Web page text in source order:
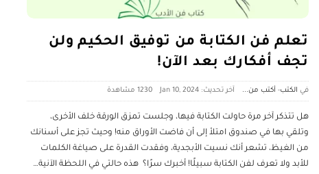
تعلم فن الكتابة من توفيق الحكيم ولن
تجف أفكارك بعد الآن!
الكتب- أكتب من... آخر تحديث: Jan 10, 2024 1230 ‎مشاهدة
هل تتذكر آخر مرة حاولت الكتابة فيها، وجلست تمزق الورقة خلف الأخرى،
وتلقي بها في صندوق امتلأ إلى أن فاضت الأوراق منه! وحيث تجز على أسنانك
من الغيظ، تشعر أنك نسيت الأبجدية، وفقدت القدرة على صياغة الكلمات
للأبد ولا تعرف لفن الكتابة سبيلًا! أخبرك سرًا؟ هذه حالتي في اللحظة الآنية…